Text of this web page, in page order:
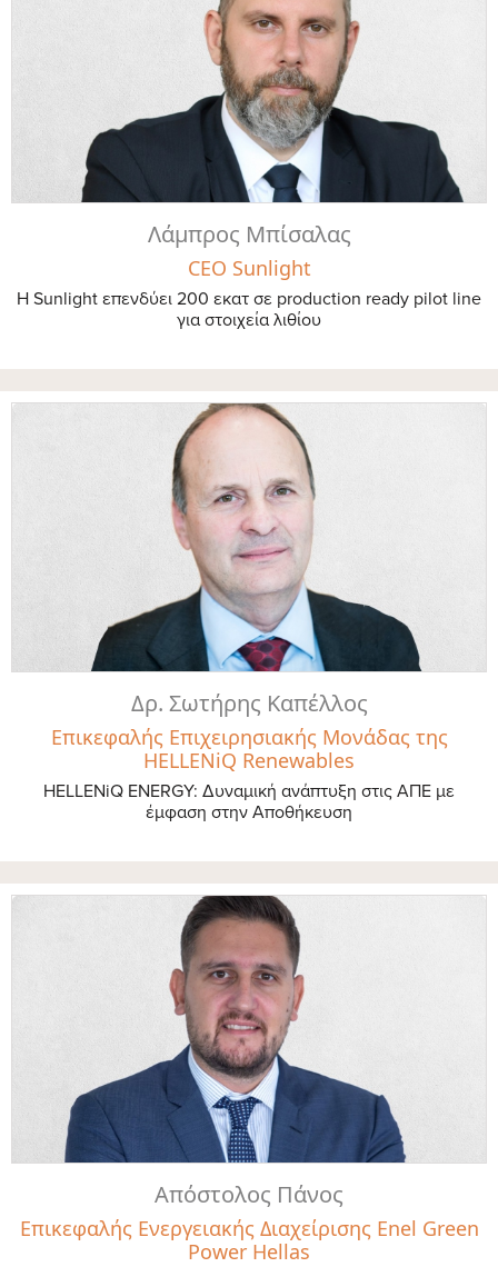
Λάμπρος Μπίσαλας
CEO Sunlight
Η Sunlight επενδύει 200 εκατ σε production ready pilot line
για στοιχεία λιθίου
Δρ. Σωτήρης Καπέλλος
Επικεφαλής Επιχειρησιακής Μονάδας της
HELLENiQ Renewables
HELLENiQ ENERGY: Δυναμική ανάπτυξη στις ΑΠΕ με
έμφαση στην Αποθήκευση
Απόστολος Πάνος
Επικεφαλής Ενεργειακής Διαχείρισης Enel Green
Power Hellas